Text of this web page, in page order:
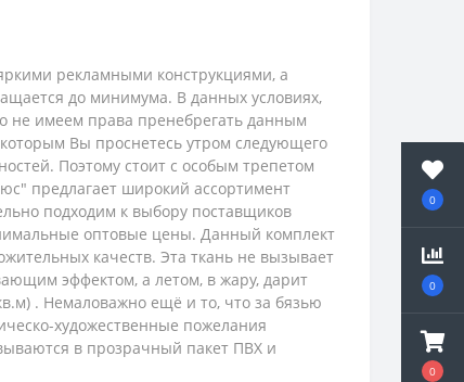
0
0
0
рекламными конструкциями, а
до минимума. В данных условиях,
не имеем права пренебрегать данным
Вы проснетесь утром следующего
Поэтому стоит с особым трепетом
предлагает широкий ассортимент
подходим к выбору поставщиков
оптовые цены. Данный комплект
качеств. Эта ткань не вызывает
эффектом, а летом, в жару, дарит
. Немаловажно ещё и то, что за бязью
художественные пожелания
в прозрачный пакет ПВХ и